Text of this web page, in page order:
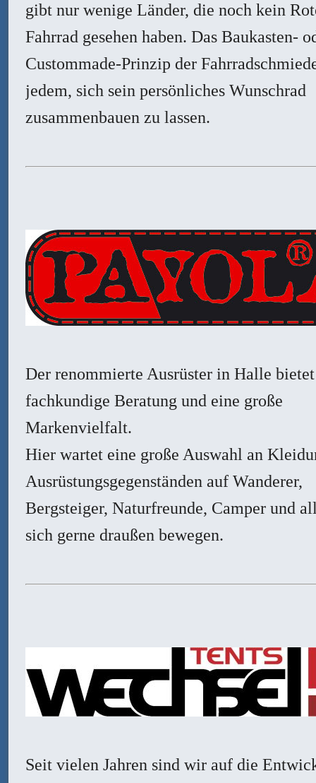
gibt nur wenige Länder, die noch kein
Fahrrad gesehen haben. Das Baukasten-
Custommade-Prinzip der
jedem, sich sein persönliches Wunschrad
zusammenbauen zu lassen.
Der renommierte Ausrüster in Halle bietet
fachkundige Beratung und eine große
Markenvielfalt.
Hier wartet eine große Auswahl an
Ausrüstungsgegenständen auf Wanderer,
Bergsteiger, Naturfreunde, Camper und
sich gerne draußen bewegen.
Seit vielen Jahren sind wir auf die